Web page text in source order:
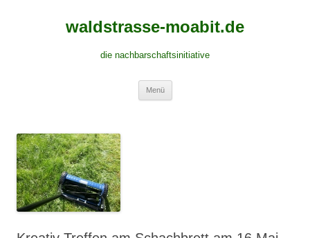
waldstrasse-moabit.de
die nachbarschaftsinitiative
Menü